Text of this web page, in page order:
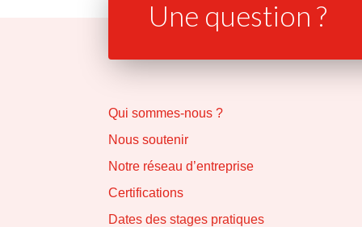
Une question ?
Qui sommes-nous ?
Nous soutenir
Notre réseau d’entreprise
Certifications
Dates des stages pratiques